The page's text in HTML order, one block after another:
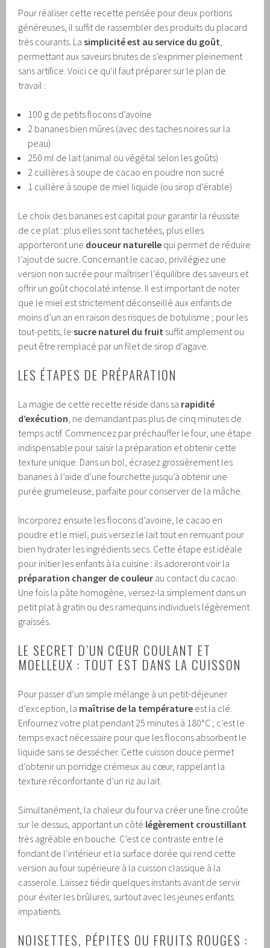
Pour réaliser cette recette pensée pour deux portions
généreuses, il suffit de rassembler des produits du placard
très courants. Lasimplicité est au service du goût
permettant aux saveurs brutes de s’exprimer pleinement
sans artifice. Voici ce qu’il faut préparer sur le plan de
travail :
100 g de petits flocons d’avoine
2 bananes bien mûres (avec des taches noires sur la
peau)
250 ml de lait (animal ou végétal selon les goûts)
2 cuillères à soupe de cacao en poudre non sucré
1 cuillère à soupe de miel liquide (ou sirop d’érable)
Le choix des bananes est capital pour garantir la réussite
de ce plat : plus elles sont tachetées, plus elles
apporteront une douceur naturelle qui permet de réduire
l’ajout de sucre. Concernant le cacao, privilégiez une
version non sucrée pour maîtriser l’équilibre des saveurs et
offrir un goût chocolaté intense. Il est important de noter
que le miel est strictement déconseillé aux enfants de
moins d’un an en raison des risques de botulisme ; pour les
tout-petits, lesucre naturel du fruit suffit amplement ou
peut être remplacé par un filet de sirop d’agave.
LES ÉTAPES DE PRÉPARATION
La magie de cette recette réside dans sa rapidité
d’exécution , ne demandant pas plus de cinq minutes de
temps actif. Commencez par préchauffer le four, une étape
indispensable pour saisir la préparation et obtenir cette
texture unique. Dans un bol, écrasez grossièrement les
bananes à l’aide d’une fourchette jusqu’à obtenir une
purée grumeleuse, parfaite pour conserver de la mâche.
Incorporez ensuite les flocons d’avoine, le cacao en
poudre et le miel, puis versez le lait tout en remuant pour
bien hydrater les ingrédients secs. Cette étape est idéale
pour initier les enfants à la cuisine : ils adoreront voir la
préparation changer de couleur au contact du cacao.
Une fois la pâte homogène, versez-la simplement dans un
petit plat à gratin ou des ramequins individuels légèrement
graissés.
LE SECRET D’UN CŒUR COULANT ET
MOELLEUX : TOUT EST DANS LA CUISSON
Pour passer d’un simple mélange à un petit-déjeuner
d’exception, la maîtrise de la température est la clé.
Enfournez votre plat pendant 25 minutes à 180°C ; c’est le
temps exact nécessaire pour que les flocons absorbent le
liquide sans se dessécher. Cette cuisson douce permet
d’obtenir un porridge crémeux au cœur, rappelant la
texture réconfortante d’un riz au lait.
Simultanément, la chaleur du four va créer une fine croûte
sur le dessus, apportant un côté légèrement croustillant
très agréable en bouche. C’est ce contraste entre le
fondant de l’intérieur et la surface dorée qui rend cette
version au four supérieure à la cuisson classique à la
casserole. Laissez tiédir quelques instants avant de servir
pour éviter les brûlures, surtout avec les jeunes enfants
impatients.
NOISETTES, PÉPITES OU FRUITS ROUGES :